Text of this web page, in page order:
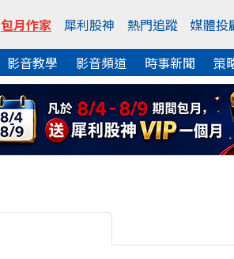
包月作家 犀利股神 熱門追蹤 媒體投
影音教學 影音頻道 時事新聞 策